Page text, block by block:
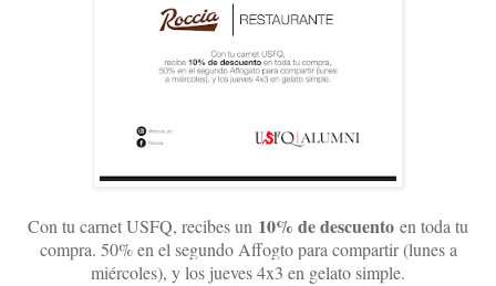
Con tu carnet USFQ, recibes un 10% de descuento en toda tu
compra. 50% en el segundo Affogto para compartir (lunes a
miércoles), y los jueves 4x3 en gelato simple.